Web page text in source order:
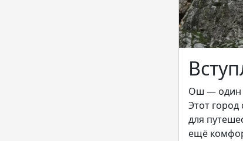
Ош — один
Этот
для
ещё